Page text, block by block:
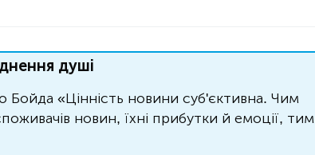
душі
«Цінність новини суб'єктивна. Чим
новин, їхні прибутки й емоції, тим